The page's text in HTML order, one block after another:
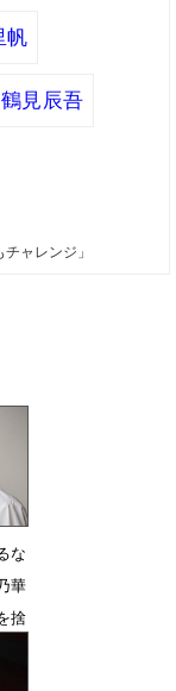
帆
鶴見辰吾
ャレンジ」
な
華
捨